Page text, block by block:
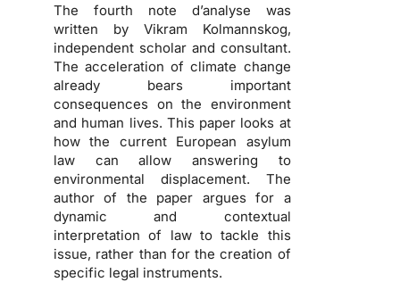
The fourth note d’analyse was
written by Vikram Kolmannskog,
independent scholar and consultant.
The acceleration of climate change
already bears important
consequences on the environment
and human lives. This paper looks at
how the current European asylum
law can allow answering to
environmental displacement. The
author of the paper argues for a
dynamic and contextual
interpretation of law to tackle this
issue, rather than for the creation of
specific legal instruments.